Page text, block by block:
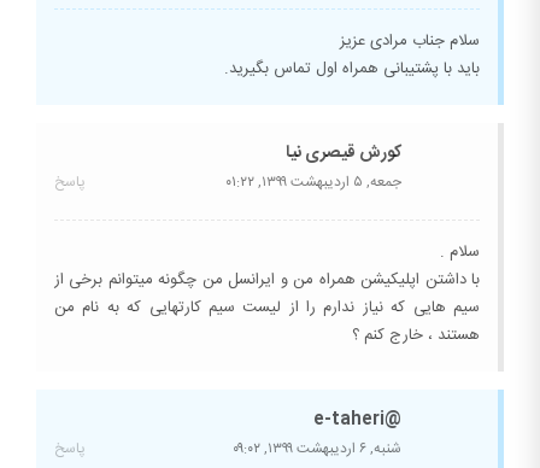
سلام جناب مرادی عزیز
باید با پشتیبانی همراه اول تماس بگیرید.
کورش قیصری نیا
جمعه, ۵ اردیبهشت ۱۳۹۹, ۰۱:۲۲ پاسخ
سلام .
با داشتن اپلیکیشن همراه من و ایرانسل من چگونه میتوانم برخی از
سیم هایی که نیاز ندارم را از لیست سیم کارتهایی که به نام من
هستند ، خارج کنم ؟
@e-taheri
شنبه, ۶ اردیبهشت ۱۳۹۹, ۰۹:۰۲ پاسخ